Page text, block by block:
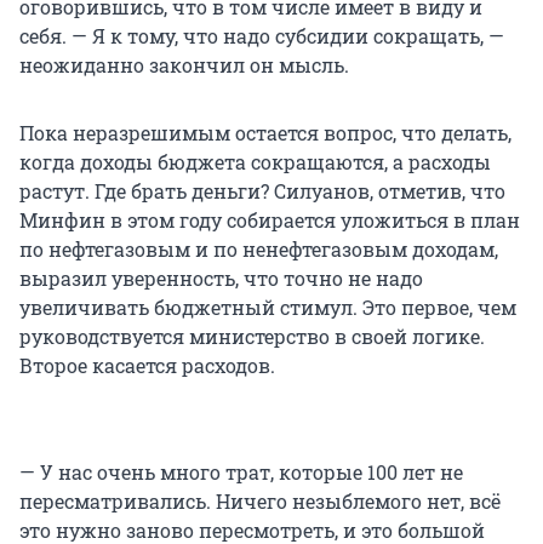
оговорившись, что в том числе имеет в виду и
себя. — Я к тому, что надо субсидии сокращать, —
неожиданно закончил он мысль.
Пока неразрешимым остается вопрос, что делать,
когда доходы бюджета сокращаются, а расходы
растут. Где брать деньги? Силуанов, отметив, что
Минфин в этом году собирается уложиться в план
по нефтегазовым и по ненефтегазовым доходам,
выразил уверенность, что точно не надо
увеличивать бюджетный стимул. Это первое, чем
руководствуется министерство в своей логике.
Второе касается расходов.
— У нас очень много трат, которые 100 лет не
пересматривались. Ничего незыблемого нет, всё
это нужно заново пересмотреть, и это большой